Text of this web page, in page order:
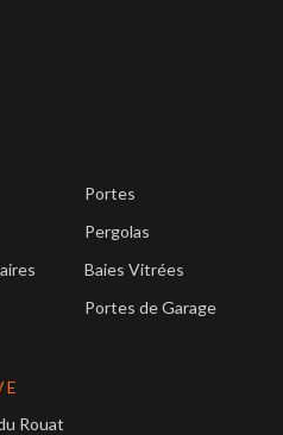
Portes
Pergolas
Baies Vitrées
Portes de Garage
Rouat